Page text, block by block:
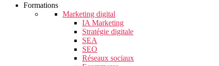
Formations
Marketing digital
IA Marketing
Stratégie digitale
SEA
SEO
Réseaux sociaux